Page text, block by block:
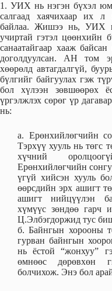
1. УИХ нь нэгэн бүхэл
салгаад хаячихаар их
байлаа. Жишээ нь, УИХ
учиртай гэтэл цөөнхийн
санаатайгаар хааж
доголдуулсан. АН том
хөөрөлд автагдалгүй,
бүлгийг байгуулах гэж
бол хүлээн зөвшөөрөх
үргэлжлэх сөрөг үр
нь:
а. Ерөнхийлөгчийн
Тэрхүү хууль нь төгс
хүчний
Ерөнхийлөгчийн
үгүй хийсэн хууль
өөрсдийн эрх ашигт
ашигт нийцүүлэн
хүмүүс зөндөө гарч
Ц.Элбэгдоржид тус
б. Байнгын хорооны
гурван байнгын
нь ёстой “жонхуу”
өмнөөс дөрөвхөн
болчихож. Энэ бол